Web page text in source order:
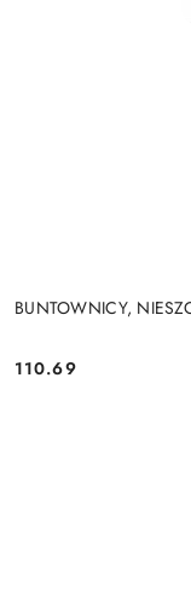
BUNTOWNICY,
Cena:
110.69